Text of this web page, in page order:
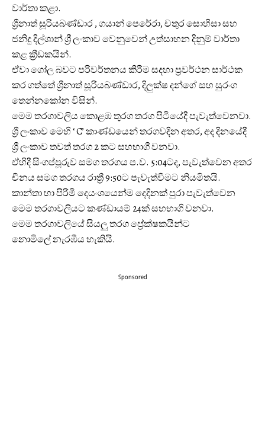
වාර්තා කළා.
ශ්‍රීනාත් සූරියබණ්ඩාර , ගයාන් පෙරේරා, චතුර සොහිසා සහ
ජනිදු දිල්ශාන් ශ්‍රී ලංකාව වෙනුවෙන් උත්සාහන දිනුම් වාර්තා
කළ ක්‍රීඩකයින්.
ඒවා ගෝල බවට පරිවර්තනය කිරීම සදහා ප්‍රවර්ථන සාර්ථක
කර ගත්තේ ශ්‍රීනාත් සූරියබණ්ඩාර, දිලුක්ෂ දන්ගේ සහ සුරංග
තෙන්නකෝන විසින්.
මෙම තරගාවලිය කොළඹ තුරග තරග පිටියේදී පැවැත්වෙනවා.
ශ්‍රී ලංකාව මෙහි ‘ C’ කාණ්ඩයෙන් තරගවදින අතර, අද දිනයේදී
ශ්‍රී ලංකාව තවත් තරග 2 කට සහභාගී වනවා.
ඒහිදී සිංගප්පූරුව සමග තරගය ප.ව. 5:04ටද, පැවැත්වෙන අතර
චීනය සමග තරගය රාත්‍රී 9:50ට පැවැත්වීමට නියමිතයි.
කාන්තා හා පිරිමි දෙයංශයෙන්ම දෙදිනක් පුරා පැවැත්වෙන
මෙම තරගාවලියට කණ්ඩායම් 24ක් සහභාගි වනවා.
මෙම තරගාවලියේ සියලු තරග ප්‍රේක්ෂකයින්ට
නොමිලේ නැරඹීය හැකියි.
Sponsored